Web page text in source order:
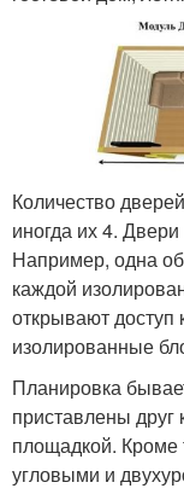
Количество
иногда их 4.
Например, одна
каждой
открывают доступ
изолированные
Планировка
приставлены друг
площадкой. Кроме
угловыми и